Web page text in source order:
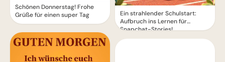
Schönen Donnerstag! Frohe
Grüße für einen super Tag
Ein strahlender Schulstart:
Aufbruch ins Lernen für
Snapchat-Stories!